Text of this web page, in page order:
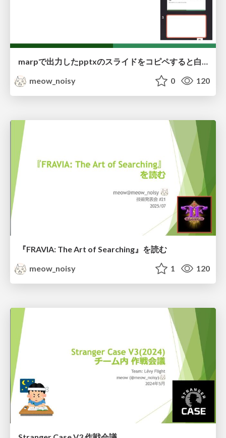
meow_noisy
0 120
『FRAVIA: The Art of Searching』を読む
meow_noisy
1 120